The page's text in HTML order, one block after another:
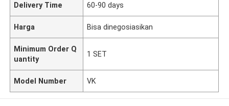
Delivery Time 60-90 days
Harga Bisa dinegosiasikan
Minimum Order Q
uantity
1 SET
Model Number VK